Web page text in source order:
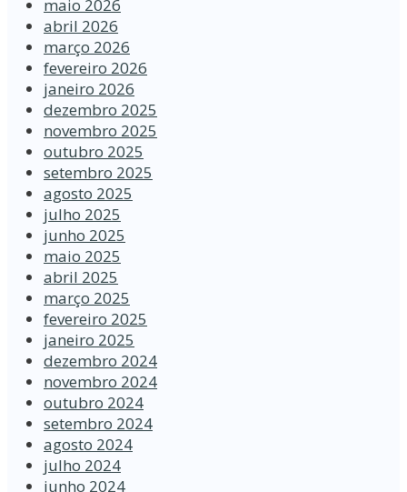
maio 2026
abril 2026
março 2026
fevereiro 2026
janeiro 2026
dezembro 2025
novembro 2025
outubro 2025
setembro 2025
agosto 2025
julho 2025
junho 2025
maio 2025
abril 2025
março 2025
fevereiro 2025
janeiro 2025
dezembro 2024
novembro 2024
outubro 2024
setembro 2024
agosto 2024
julho 2024
junho 2024